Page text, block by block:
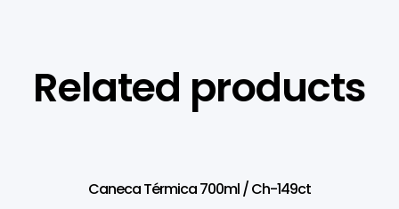
Related products
Caneca Térmica 700ml / Ch-149ct